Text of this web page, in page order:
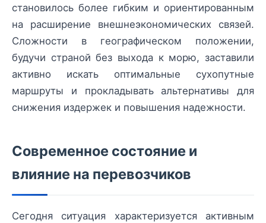
становилось более гибким и ориентированным
на расширение внешнеэкономических связей.
Сложности в географическом положении,
будучи страной без выхода к морю, заставили
активно искать оптимальные сухопутные
маршруты и прокладывать альтернативы для
снижения издержек и повышения надежности.
Современное состояние и
влияние на перевозчиков
Сегодня ситуация характеризуется активным